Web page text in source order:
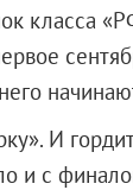
класса
И
и с